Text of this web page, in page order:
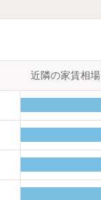
近隣の家賃相場